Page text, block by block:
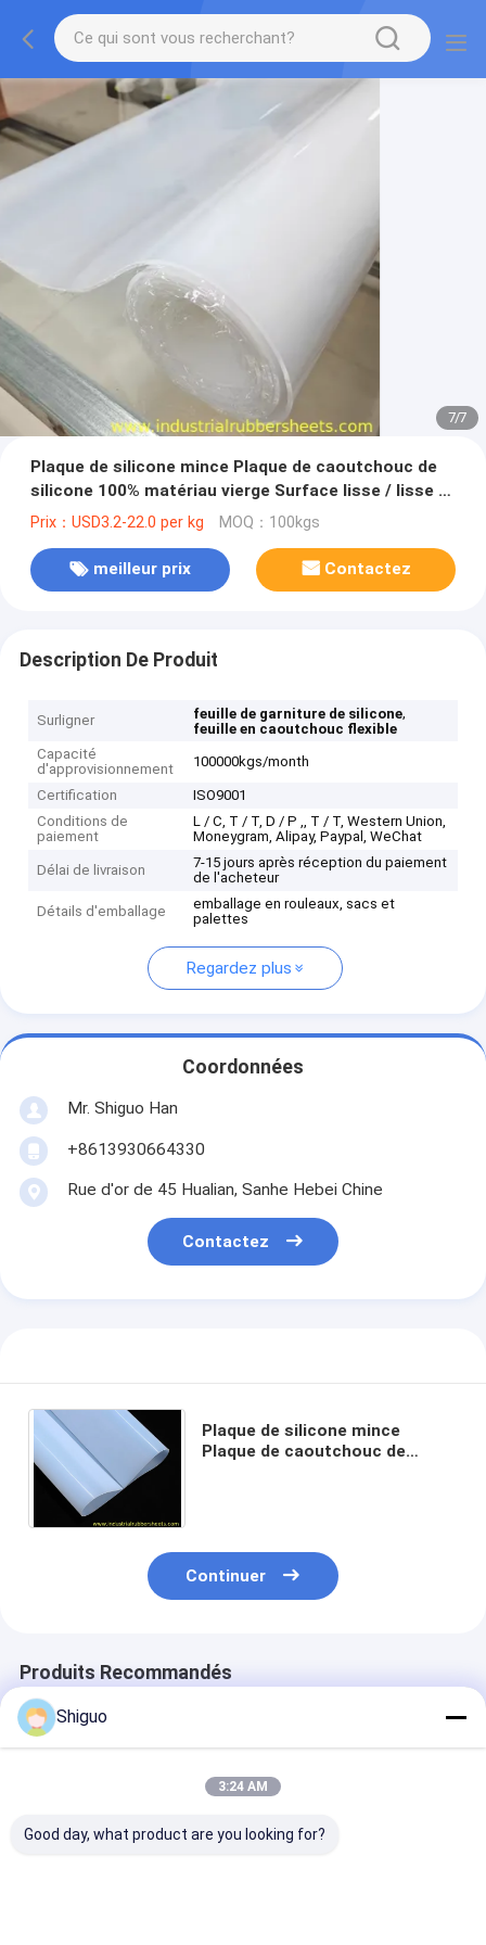
7/7
Plaque de silicone mince Plaque de caoutchouc de
silicone 100% matériau vierge Surface lisse / lisse /
sableuse
Prix：USD3.2-22.0 per kg MOQ：100kgs
meilleur prix Contactez
Description De Produit
Surligner feuille de garniture de silicone,
feuille en caoutchouc flexible
Capacité
d'approvisionnement
100000kgs/month
Certification
ISO9001
Conditions de
paiement
L / C, T / T, D / P ,, T / T, Western Union,
Moneygram, Alipay, Paypal, WeChat
Délai de livraison
7-15 jours après réception du paiement
de l'acheteur
Détails d'emballage
emballage en rouleaux, sacs et
palettes
Regardez plus
Coordonnées
Mr. Shiguo Han
+8613930664330
Rue d'or de 45 Hualian, Sanhe Hebei Chine
Contactez
Plaque de silicone mince
Plaque de caoutchouc de
Continuer
Produits Recommandés
Shiguo
3:24 AM
Good day, what product are you looking for?